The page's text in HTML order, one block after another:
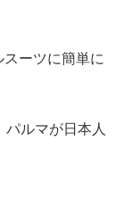
スーツに簡単に
パルマが日本人